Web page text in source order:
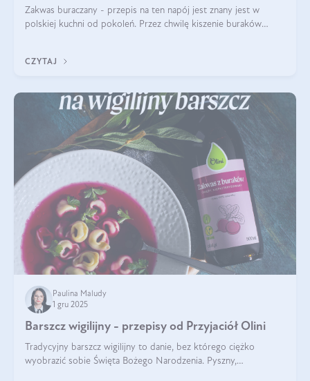
Zakwas buraczany - przepis na ten napój jest znany jest w
polskiej kuchni od pokoleń. Przez chwilę kiszenie buraków
CZYTAJ
Paulina Maludy
1 gru 2025
Barszcz wigilijny - przepisy od Przyjaciół Olini
Tradycyjny barszcz wigilijny to danie, bez którego ciężko
wyobrazić sobie Święta Bożego Narodzenia. Pyszny,